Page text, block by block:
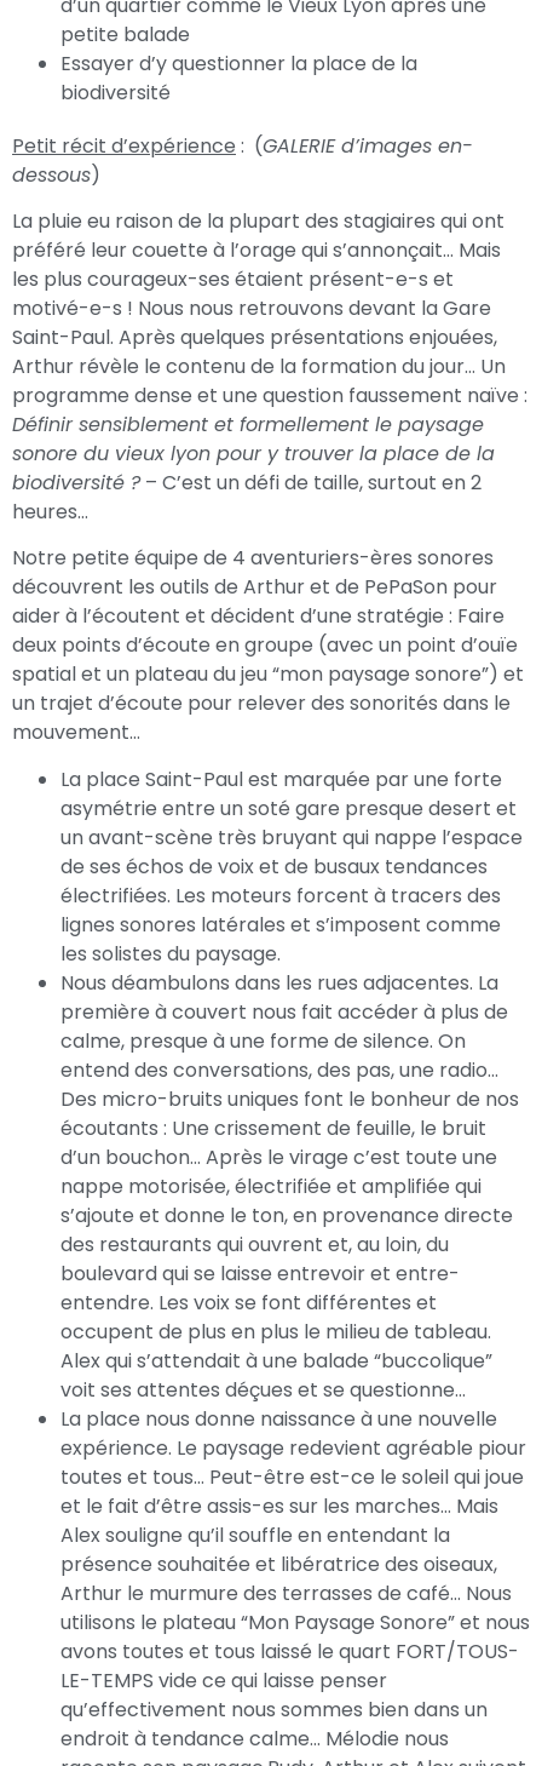
petite balade
Essayer d’y questionner la place de la
biodiversité
Petit récit d’expérience : (GALERIE d’images en-
dessous)
La pluie eu raison de la plupart des stagiaires qui ont
préféré leur couette à l’orage qui s’annonçait… Mais
les plus courageux-ses étaient présent-e-s et
motivé-e-s ! Nous nous retrouvons devant la Gare
Saint-Paul. Après quelques présentations enjouées,
Arthur révèle le contenu de la formation du jour… Un
programme dense et une question faussement naïve :
Définir sensiblement et formellement le paysage
sonore du vieux lyon pour y trouver la place de la
biodiversité ?– C’est un défi de taille, surtout en 2
heures…
Notre petite équipe de 4 aventuriers-ères sonores
découvrent les outils de Arthur et de PePaSon pour
aider à l’écoutent et décident d’une stratégie : Faire
deux points d’écoute en groupe (avec un point d’ouïe
spatial et un plateau du jeu “mon paysage sonore”) et
un trajet d’écoute pour relever des sonorités dans le
mouvement…
La place Saint-Paul est marquée par une forte
asymétrie entre un soté gare presque desert et
un avant-scène très bruyant qui nappe l’espace
de ses échos de voix et de busaux tendances
électrifiées. Les moteurs forcent à tracers des
lignes sonores latérales et s’imposent comme
les solistes du paysage.
Nous déambulons dans les rues adjacentes. La
première à couvert nous fait accéder à plus de
calme, presque à une forme de silence. On
entend des conversations, des pas, une radio…
Des micro-bruits uniques font le bonheur de nos
écoutants : Une crissement de feuille, le bruit
d’un bouchon… Après le virage c’est toute une
nappe motorisée, électrifiée et amplifiée qui
s’ajoute et donne le ton, en provenance directe
des restaurants qui ouvrent et, au loin, du
boulevard qui se laisse entrevoir et entre-
entendre. Les voix se font différentes et
occupent de plus en plus le milieu de tableau.
Alex qui s’attendait à une balade “buccolique”
voit ses attentes déçues et se questionne…
La place nous donne naissance à une nouvelle
expérience. Le paysage redevient agréable piour
toutes et tous… Peut-être est-ce le soleil qui joue
et le fait d’être assis-es sur les marches… Mais
Alex souligne qu’il souffle en entendant la
présence souhaitée et libératrice des oiseaux,
Arthur le murmure des terrasses de café… Nous
utilisons le plateau “Mon Paysage Sonore” et nous
avons toutes et tous laissé le quart FORT/TOUS-
LE-TEMPS vide ce qui laisse penser
qu’effectivement nous sommes bien dans un
endroit à tendance calme… Mélodie nous